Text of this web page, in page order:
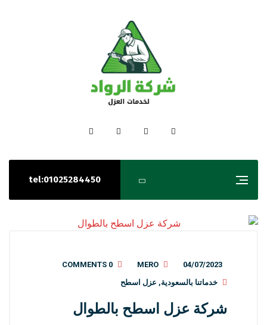
tel:01025284450
04/07/2023
MERO
0 COMMENTS
خدماتنا بالسعودية, عزل اسطح
شركة عزل اسطح بالطوال